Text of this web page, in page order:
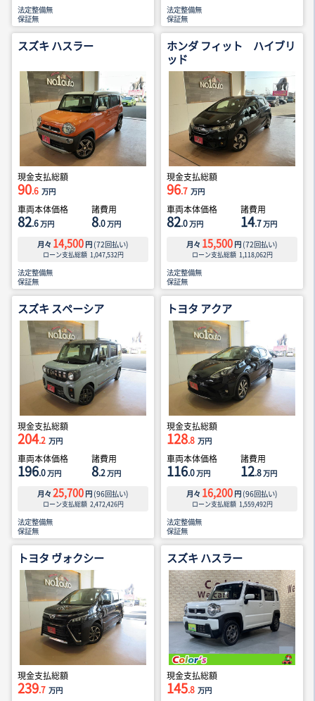
法定整備無
保証無
法定整備無
保証無
スズキ ハスラー
現金支払総額
90.6 万円
車両本体価格
82.6万円
諸費用
8.0万円
月々 14,500 円 (72回払い)
ローン支払総額 1,047,532円
法定整備無
保証無
ホンダ フィット ハイブリ
ッド
現金支払総額
96.7 万円
車両本体価格
82.0万円
諸費用
14.7万円
月々 15,500 円 (72回払い)
ローン支払総額 1,118,062円
法定整備無
保証無
スズキ スペーシア
現金支払総額
204.2 万円
車両本体価格
196.0万円
諸費用
8.2万円
月々 25,700 円 (96回払い)
ローン支払総額 2,472,426円
法定整備無
保証無
トヨタ アクア
現金支払総額
128.8 万円
車両本体価格
116.0万円
諸費用
12.8万円
月々 16,200 円 (96回払い)
ローン支払総額 1,559,492円
法定整備無
保証無
トヨタ ヴォクシー
現金支払総額
239.7 万円
スズキ ハスラー
現金支払総額
145.8 万円